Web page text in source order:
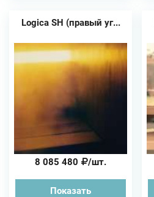
Logica SH (правый уг...
8 085 480 /шт.
Показать